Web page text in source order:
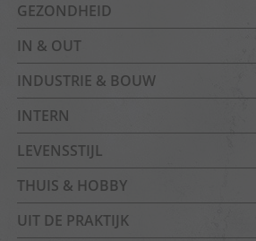
GEZONDHEID
IN & OUT
INDUSTRIE & BOUW
INTERN
LEVENSSTIJL
THUIS & HOBBY
UIT DE PRAKTIJK